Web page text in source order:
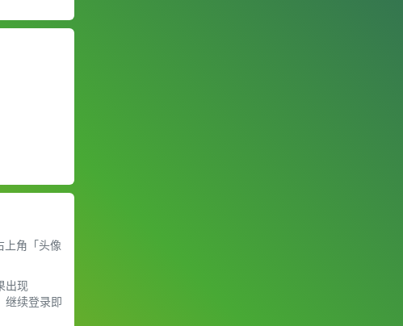
上角「头像
出现
继续登录即